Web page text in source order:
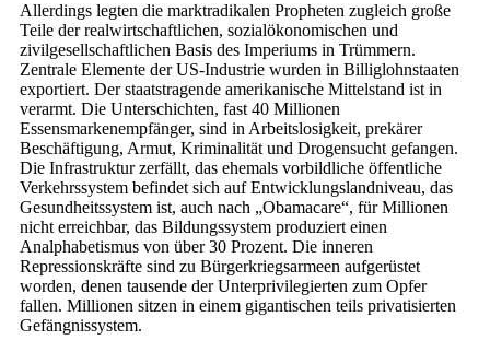
Allerdings legten die marktradikalen Propheten zugleich große
Teile der realwirtschaftlichen, sozialökonomischen und
zivilgesellschaftlichen Basis des Imperiums in Trümmern.
Zentrale Elemente der US-Industrie wurden in Billiglohnstaaten
exportiert. Der staatstragende amerikanische Mittelstand ist in
verarmt. Die Unterschichten, fast 40 Millionen
Essensmarkenempfänger, sind in Arbeitslosigkeit, prekärer
Beschäftigung, Armut, Kriminalität und Drogensucht gefangen.
Die Infrastruktur zerfällt, das ehemals vorbildliche öffentliche
Verkehrssystem befindet sich auf Entwicklungslandniveau, das
Gesundheitssystem ist, auch nach „Obamacare“, für Millionen
nicht erreichbar, das Bildungssystem produziert einen
Analphabetismus von über 30 Prozent. Die inneren
Repressionskräfte sind zu Bürgerkriegsarmeen aufgerüstet
worden, denen tausende der Unterprivilegierten zum Opfer
fallen. Millionen sitzen in einem gigantischen teils privatisierten
Gefängnissystem.